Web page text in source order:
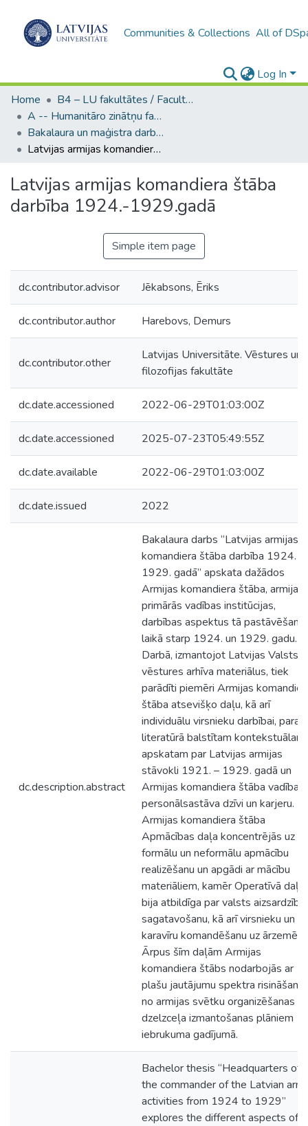
Communities & Collections All of
Log In
Home
B4 – LU fakultātes / Faculties of the UL
A -- Humanitāro zinātņu fakultāte / Faculty of Humanities
Bakalaura un maģistra darbi (HZF) / Bachelor's and Master's theses
Latvijas armijas komandiera štāba darbība 1924.-1929.gadā
Latvijas armijas komandiera štāba
darbība 1924.-1929.gadā
Simple item page
dc.contributor.advisor Jēkabsons, Ēriks
dc.contributor.author Harebovs, Demurs
dc.contributor.other
Latvijas Universitāte. Vēstures un
filozofijas fakultāte
dc.date.accessioned 2022-06-29T01:03:00Z
dc.date.accessioned 2025-07-23T05:49:55Z
dc.date.available 2022-06-29T01:03:00Z
dc.date.issued 2022
dc.description.abstract
Bakalaura darbs “Latvijas armijas
komandiera štāba darbība 1924. –
1929. gadā” apskata dažādos
Armijas komandiera štāba, armijas
primārās vadības institūcijas,
darbības aspektus tā
laikā starp 1924. un 1929. gadu.
Darbā, izmantojot Latvijas Valsts
vēstures arhīva materiālus, tiek
parādīti piemēri Armijas
štāba atsevišķo daļu, kā arī
individuālu virsnieku darbībai,
literatūrā balstītam kontekstuālam
apskatam par Latvijas armijas
stāvokli 1921. – 1929. gadā un
Armijas komandiera štāba vadības
personālsastāva dzīvi un karjeru.
Armijas komandiera štāba
Apmācības daļa koncentrējās uz
formālu un neformālu apmācību
realizēšanu un apgādi ar mācību
materiāliem, kamēr Operatīvā daļa
bija atbildīga par valsts
sagatavošanu, kā arī virsnieku un
karavīru komandēšanu uz ārzemēm.
Ārpus šīm daļām Armijas
komandiera štābs nodarbojās ar
plašu jautājumu spektra risināšanu,
no armijas svētku organizēšanas
dzelzceļa izmantošanas plāniem
iebrukuma gadījumā.
Bachelor thesis “Headquarters of
the commander of the Latvian
activities from 1924 to 1929”
explores the different aspects of